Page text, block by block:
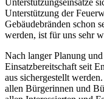
Unterstützungseinsätze
Unterstützung der
Gebäudebränden schon
werden, ist für uns sehr
Nach langer Planung
Einsatzbereitschaft seit
aus sichergestellt
allen Bürgerinnen und